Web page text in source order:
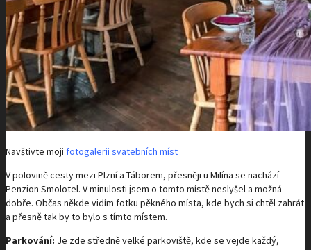
Navštivte moji fotogalerii svatebních míst
V polovině cesty mezi Plzní a Táborem, přesněji u Milína se nachází
Penzion Smolotel. V minulosti jsem o tomto místě neslyšel a možná
dobře. Občas někde vidím fotku pěkného místa, kde bych si chtěl zahrát
a přesně tak by to bylo s tímto místem.
Parkování: Je zde středně velké parkoviště, kde se vejde každý,